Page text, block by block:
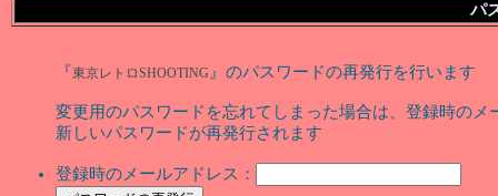
パ
『東京レトロSHOOTING 』のパスワードの再発行を行います
変更用のパスワードを忘れてしまった場合は、登録時のメ
新しいパスワードが再発行されます
登録時のメールアドレス：